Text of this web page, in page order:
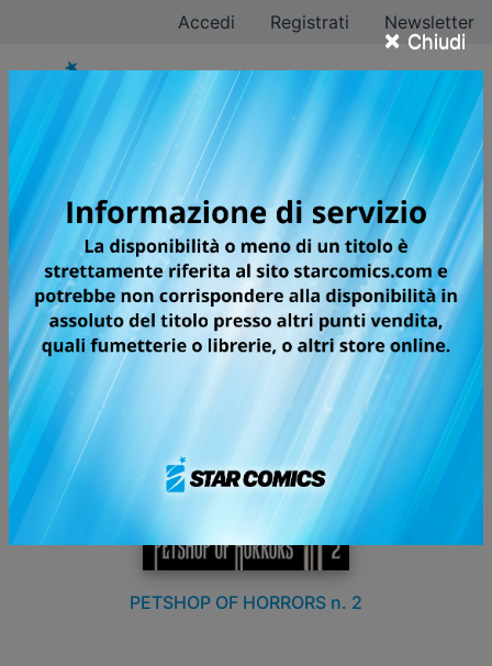
× Chiudi
Accedi Registrati Newsletter
Tutti i fumetti per la
testata OSHARE
PETSHOP OF HORRORS n. 2